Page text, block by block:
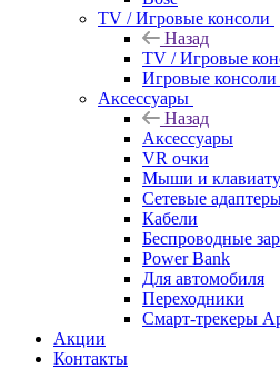
TV / Игровые консоли
Назад
TV / Игровые
Игровые консоли
Аксессуары
Назад
Аксессуары
VR очки
Мыши и
Сетевые
Кабели
Беспроводные
Power Bank
Для автомобиля
Переходники
Смарт-трекеры
Акции
Контакты